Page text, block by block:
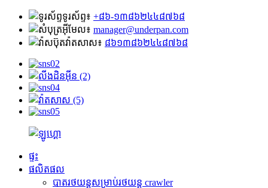
ទូរស័ព្ទ៖ +៨៦-១៣៨៦២៤៤៨៧៦៨
អ៊ីមែល៖ manager@underpan.com
វ៉ាតសាស៖ ៨៦១៣៨៦២៤៤៨៧៦៨
ផ្ទះ
ផលិតផល
បាតរថយន្តសម្រាប់រថយន្ត crawler